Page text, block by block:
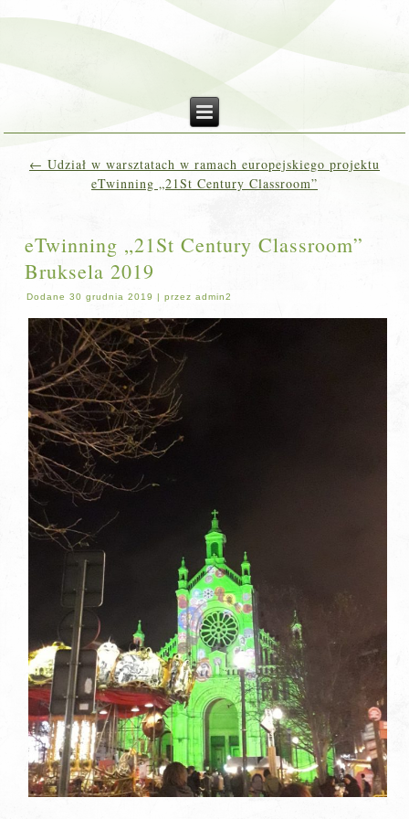
← Udział w warsztatach w ramach europejskiego projektu
eTwinning „21St Century Classroom”
eTwinning „21St Century Classroom”
Bruksela 2019
Dodane 30 grudnia 2019 |przez admin2